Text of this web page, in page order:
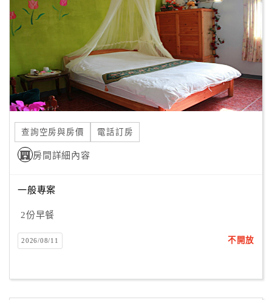
Line
客
服
紅
利
查
訂
房
Q&A
查詢空房與房價 電話訂房
房間詳細內容
一般專案
2份早餐
2026/08/11 不開放